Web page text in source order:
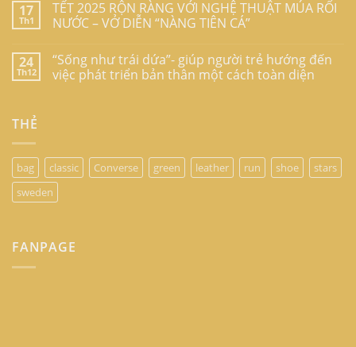
17
Th1
TẾT 2025 RỘN RÀNG VỚI NGHỆ THUẬT MÚA RỐI
NƯỚC – VỞ DIỄN “NÀNG TIÊN CÁ”
24
Th12
“Sống như trái dứa”- giúp người trẻ hướng đến
việc phát triển bản thân một cách toàn diện
THẺ
bag classic Converse green leather run shoe
stars
sweden
FANPAGE